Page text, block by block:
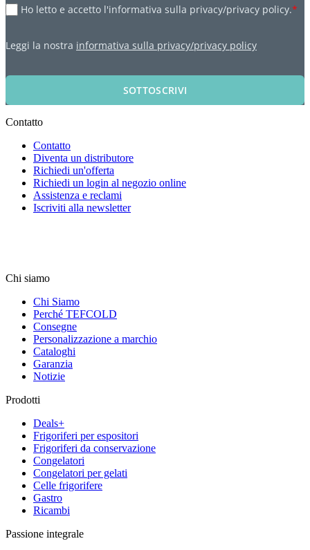
Ho letto e accetto l'informativa sulla privacy/privacy policy.*
Leggi la nostra informativa sulla privacy/privacy policy
SOTTOSCRIVI
Contatto
Contatto
Diventa un distributore
Richiedi un'offerta
Richiedi un login al negozio online
Assistenza e reclami
Iscriviti alla newsletter
Chi siamo
Chi Siamo
Perché TEFCOLD
Consegne
Personalizzazione a marchio
Cataloghi
Garanzia
Notizie
Prodotti
Deals+
Frigoriferi per espositori
Frigoriferi da conservazione
Congelatori
Congelatori per gelati
Celle frigorifere
Gastro
Ricambi
Passione integrale